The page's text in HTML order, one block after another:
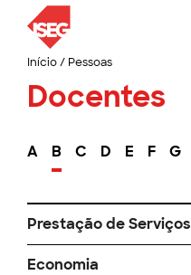
Início/ Pessoas
Docentes
A B C D E F G
Prestação de Serviços
Economia